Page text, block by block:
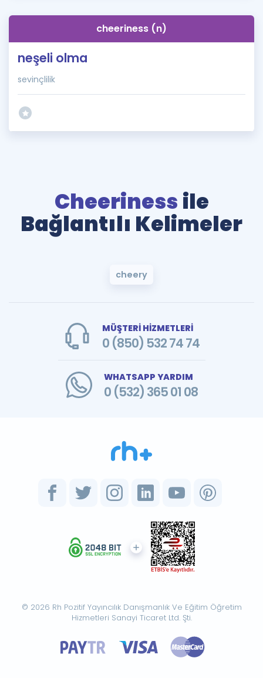
İngilizce Gramercheeriness (n)
neşeli olma
sevinçlilik
Cheeriness ile
Bağlantılı Kelimeler
cheery
MÜŞTERİ HİZMETLERİ
0 (850) 532 74 74
WHATSAPP YARDIM
0 (532) 365 01 08
© 2026 Rh Pozitif Yayıncılık Danışmanlık Ve Eğitim Öğretim
Hizmetleri Sanayi Ticaret Ltd. Şti.